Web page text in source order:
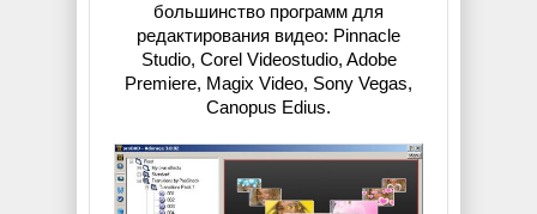
большинство программ для
редактирования видео: Pinnacle
Studio, Corel Videostudio, Adobe
Premiere, Magix Video, Sony Vegas,
Canopus Edius.